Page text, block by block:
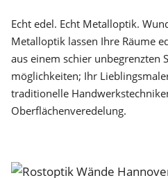
Echt edel. Echt Metalloptik.
Metalloptik lassen Ihre Räume
aus einem schier unbegrenzten
möglichkeiten; Ihr
traditionelle
Oberflächen­veredelung.